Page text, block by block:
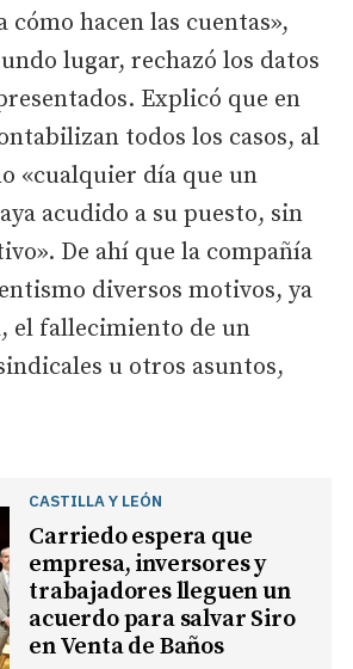
cómo hacen las cuentas»,
lugar, rechazó los datos
Explicó que en
todos los casos, al
«cualquier día que un
acudido a su puesto, sin
De ahí que la compañía
diversos motivos, ya
el fallecimiento de un
u otros asuntos,
CASTILLA Y LEÓN
Carriedo espera que
empresa, inversores y
trabajadores lleguen un
acuerdo para salvar Siro
en Venta de Baños